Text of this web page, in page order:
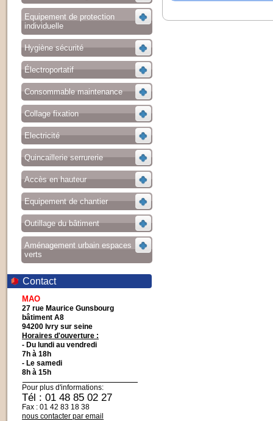
Equipement de protection
individuelle
Hygiène sécurité
Électroportatif
Consommable maintenance
Collage fixation
Electricité
Quincaillerie serrurerie
Accès en hauteur
Equipement de chantier
Outillage du bâtiment
Aménagement urbain espaces
verts
Contact
MAO
27 rue Maurice Gunsbourg
bâtiment A8
94200 Ivry sur seine
Horaires d'ouverture :
- Du lundi au vendredi
7h à 18h
- Le samedi
8h à 15h
Pour plus d'informations:
Tél : 01 48 85 02 27
Fax : 01 42 83 18 38
nous contacter par email